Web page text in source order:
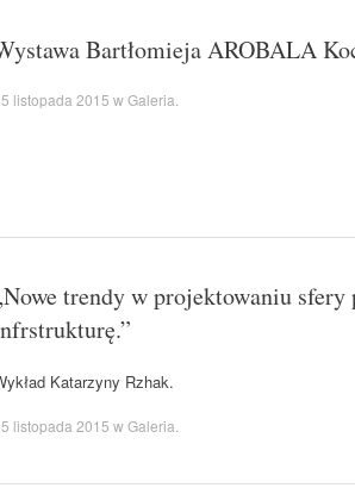
Bartłomieja AROBALA
listopada 2015 wGaleria
trendy w projektowaniu
Katarzyny Rzhak.
listopada 2015 wGaleria